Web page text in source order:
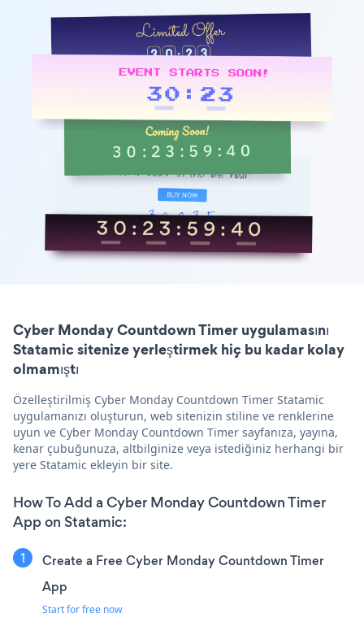
Cyber Monday Countdown Timer uygulamasını
Statamic sitenize yerleştirmek hiç bu kadar kolay
olmamıştı
Özelleştirilmiş Cyber Monday Countdown Timer Statamic
uygulamanızı oluşturun, web sitenizin stiline ve renklerine
uyun ve Cyber Monday Countdown Timer sayfanıza, yayına,
kenar çubuğunuza, altbilginize veya istediğiniz herhangi bir
yere Statamic ekleyin bir site.
How To Add a Cyber Monday Countdown Timer
App on Statamic:
Create a Free Cyber Monday Countdown Timer
App
Start for free now